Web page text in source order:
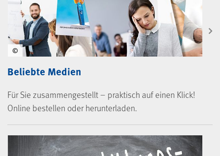
Beliebte Medien
Für Sie zusammengestellt – praktisch auf einen Klick!
Online bestellen oder herunterladen.
©